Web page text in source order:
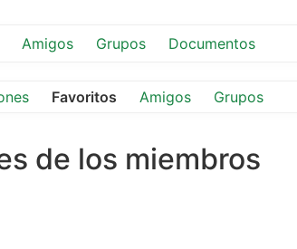
Amigos Grupos Documentos
Favoritos Amigos Grupos
de los miembros